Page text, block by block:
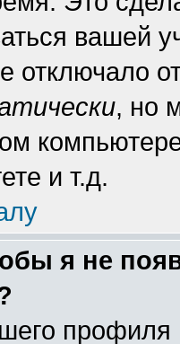
вашей
отключало
, но
и т.д.
я не